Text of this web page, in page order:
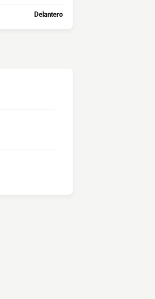
Delantero